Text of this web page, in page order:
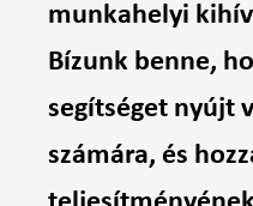
munkahelyi
Bízunk benne,
segítséget nyújt
számára, és